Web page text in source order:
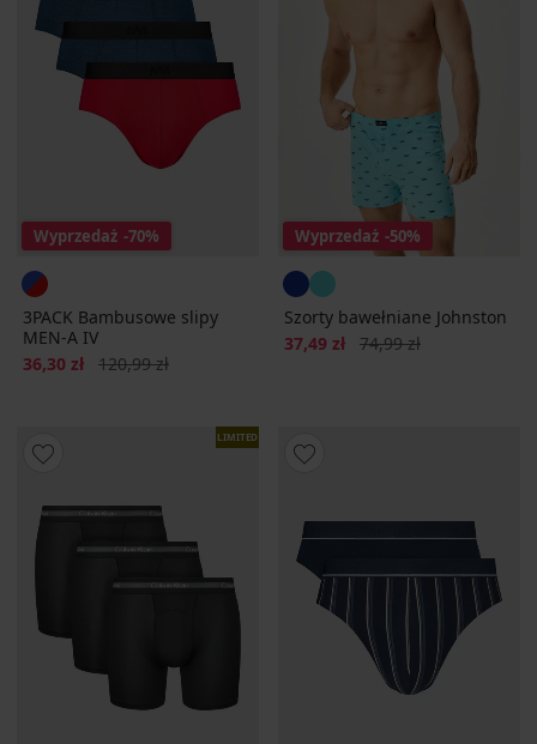
Wyprzedaż -70%
3PACK Bambusowe slipy
MEN-A IV
Zniżka
36,30 zł Pierwotna cena
120,99 zł
Wyprzedaż -50%
Szorty bawełniane Johnston
Zniżka
37,49 zł Pierwotna cena
74,99 zł
LIMITED